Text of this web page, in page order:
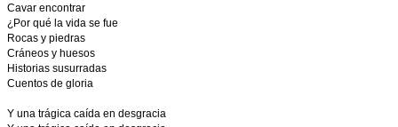
Cavar encontrar
¿Por qué la vida se fue
Rocas y piedras
Cráneos y huesos
Historias susurradas
Cuentos de gloria
Y una trágica caída en desgracia